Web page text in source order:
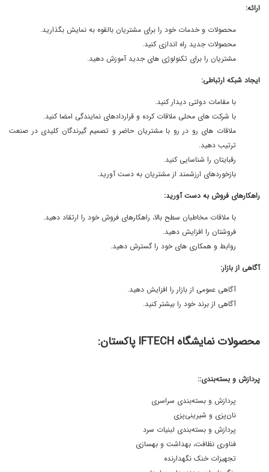
ارائه:
محصولات و خدمات خود را برای مشتریان بالقوه به نمایش بگذارید.
محصولات جدید راه اندازی کنید.
مشتریان را برای تکنولوژی های جدید آموزش دهید.
ایجاد شبکه ارتباطی:
با مقامات دولتی دیدار کنید.
با شرکت های محلی ملاقات کرده و قراردادهای نمایندگی امضا کنید.
ملاقات های رو در رو با مشتریان حاضر و تصمیم گیرندگان کلیدی در صنعت
ترتیب دهید.
رقبایتان را شناسایی کنید.
بازخوردهای ارزشمند از مشتریان به دست آورید.
راهکارهای فروش به دست آورید:
با ملاقات مخاطبان سطح بالا، راهکارهای فروش خود را ارتقاد دهید.
فروشتان را افزایش دهید.
روابط و همکاری های خود را گسترش دهید.
آگاهی از بازار:
آگاهی عمومی از بازار را افزایش دهید.
آگاهی از برند خود را بیشتر کنید.
محصولات نمایشگاه IFTECH پاکستان:
پردازش و بسته‌بندی::
پردازش و بسته‌بندی سراسری
نان‌پزی و شیرینی‌پزی
پردازش و بسته‌بندی لبنیات سرد
فناوری نظافت، بهداشت و بهسازی
تجهیزات خنک نگهدارنده